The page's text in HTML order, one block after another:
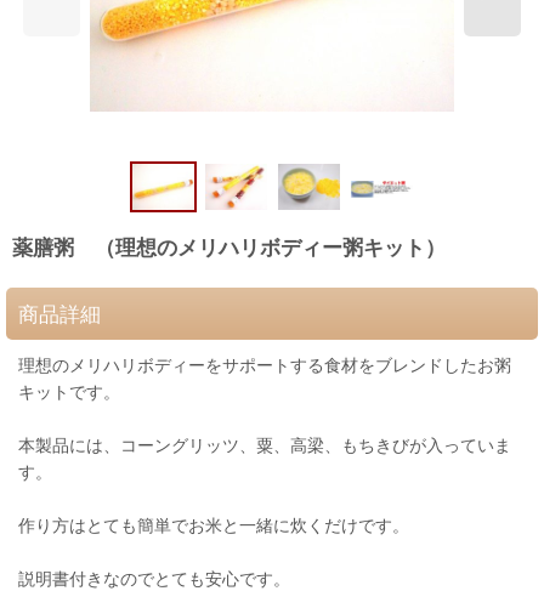
薬膳粥 （理想のメリハリボディー粥キット）
商品詳細
理想のメリハリボディーをサポートする食材をブレンドしたお粥
キットです。
本製品には、コーングリッツ、粟、高梁、もちきびが入っていま
す。
作り方はとても簡単でお米と一緒に炊くだけです。
説明書付きなのでとても安心です。